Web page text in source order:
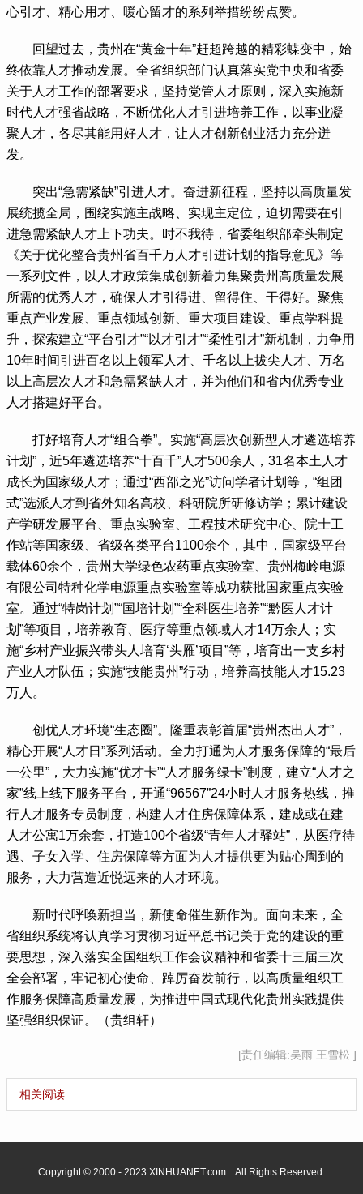
心引才、精心用才、暖心留才的系列举措纷纷点赞。
回望过去，贵州在“黄金十年”赶超跨越的精彩蝶变中，始
终依靠人才推动发展。全省组织部门认真落实党中央和省委
关于人才工作的部署要求，坚持党管人才原则，深入实施新
时代人才强省战略，不断优化人才引进培养工作，以事业凝
聚人才，各尽其能用好人才，让人才创新创业活力充分迸
发。
突出“急需紧缺”引进人才。奋进新征程，坚持以高质量发
展统揽全局，围绕实施主战略、实现主定位，迫切需要在引
进急需紧缺人才上下功夫。时不我待，省委组织部牵头制定
《关于优化整合贵州省百千万人才引进计划的指导意见》等
一系列文件，以人才政策集成创新着力集聚贵州高质量发展
所需的优秀人才，确保人才引得进、留得住、干得好。聚焦
重点产业发展、重点领域创新、重大项目建设、重点学科提
升，探索建立“平台引才”“以才引才”“柔性引才”新机制，力争用
10年时间引进百名以上领军人才、千名以上拔尖人才、万名
以上高层次人才和急需紧缺人才，并为他们和省内优秀专业
人才搭建好平台。
打好培育人才“组合拳”。实施“高层次创新型人才遴选培养
计划”，近5年遴选培养“十百千”人才500余人，31名本土人才
成长为国家级人才；通过“西部之光”访问学者计划等，“组团
式”选派人才到省外知名高校、科研院所研修访学；累计建设
产学研发展平台、重点实验室、工程技术研究中心、院士工
作站等国家级、省级各类平台1100余个，其中，国家级平台
载体60余个，贵州大学绿色农药重点实验室、贵州梅岭电源
有限公司特种化学电源重点实验室等成功获批国家重点实验
室。通过“特岗计划”“国培计划”“全科医生培养”“黔医人才计
划”等项目，培养教育、医疗等重点领域人才14万余人；实
施“乡村产业振兴带头人培育‘头雁’项目”等，培育出一支乡村
产业人才队伍；实施“技能贵州”行动，培养高技能人才15.23
万人。
创优人才环境“生态圈”。隆重表彰首届“贵州杰出人才”，
精心开展“人才日”系列活动。全力打通为人才服务保障的“最后
一公里”，大力实施“优才卡”“人才服务绿卡”制度，建立“人才之
家”线上线下服务平台，开通“96567”24小时人才服务热线，推
行人才服务专员制度，构建人才住房保障体系，建成或在建
人才公寓1万余套，打造100个省级“青年人才驿站”，从医疗待
遇、子女入学、住房保障等方面为人才提供更为贴心周到的
服务，大力营造近悦远来的人才环境。
新时代呼唤新担当，新使命催生新作为。面向未来，全
省组织系统将认真学习贯彻习近平总书记关于党的建设的重
要思想，深入落实全国组织工作会议精神和省委十三届三次
全会部署，牢记初心使命、踔厉奋发前行，以高质量组织工
作服务保障高质量发展，为推进中国式现代化贵州实践提供
坚强组织保证。（贵组轩）
[责任编辑:吴雨 王雪松 ]
相关阅读
Copyright © 2000 - 2023 XINHUANET.com All Rights Reserved.